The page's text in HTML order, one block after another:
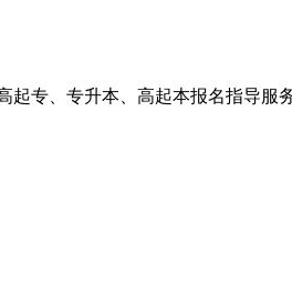
专、专升本、高起本报名指导服